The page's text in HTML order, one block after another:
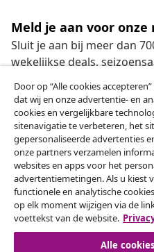
Meld je aan voor
Sluit je aan bij meer dan
wekelijkse deals,
Onze sociale media
Herroeping van de
Een annulering voor je
Herroeping van
Door op “Alle cookies
dat wij en onze advertentie- en
cookies en vergelijkbare
sitenavigatie te verbeteren, het
gepersonaliseerde advertenties
onze partners verzamelen
websites en apps voor het
advertentiemetingen. Als u kiest
functionele en analytische
op elk moment wijzigen via de
voettekst van de website.
Alle